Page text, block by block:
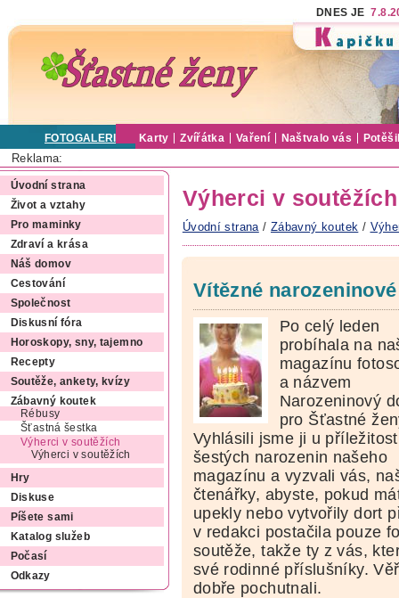
DNES JE
FOTOGALERIE Karty Zvířátka Vaření Naštvalo vás
Reklama:
Úvodní strana
Život a vztahy
Pro maminky
Zdraví a krása
Náš domov
Cestování
Společnost
Diskusní fóra
Horoskopy, sny, tajemno
Recepty
Soutěže, ankety, kvízy
Zábavný koutek
Rébusy
Šťastná šestka
Výherci v soutěžích
Výherci v soutěžích
Hry
Diskuse
Píšete sami
Katalog služeb
Počasí
Odkazy
Výherci v soutěžích
Úvodní strana / Zábavný koutek /
Vítězné
Po celý leden
probíhala na
magazínu
a názvem
Narozeninový
pro Šťastné
Vyhlásili jsme ji u
šestých narozenin našeho
magazínu a vyzvali vás,
čtenářky, abyste, pokud
upekly nebo vytvořily dort
v redakci postačila pouze
soutěže, takže ty z vás,
své rodinné příslušníky.
dobře pochutnali.